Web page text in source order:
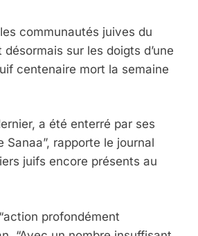
communautés juives du
sur les doigts d’une
centenaire mort la semaine
a été enterré par ses
rapporte le journal
juifs encore présents au
profondément